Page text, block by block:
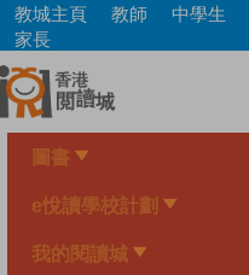
Skip
main
content
教城主頁 教師 中學生
家長
圖書
e悅讀學校計劃
我的閱讀城